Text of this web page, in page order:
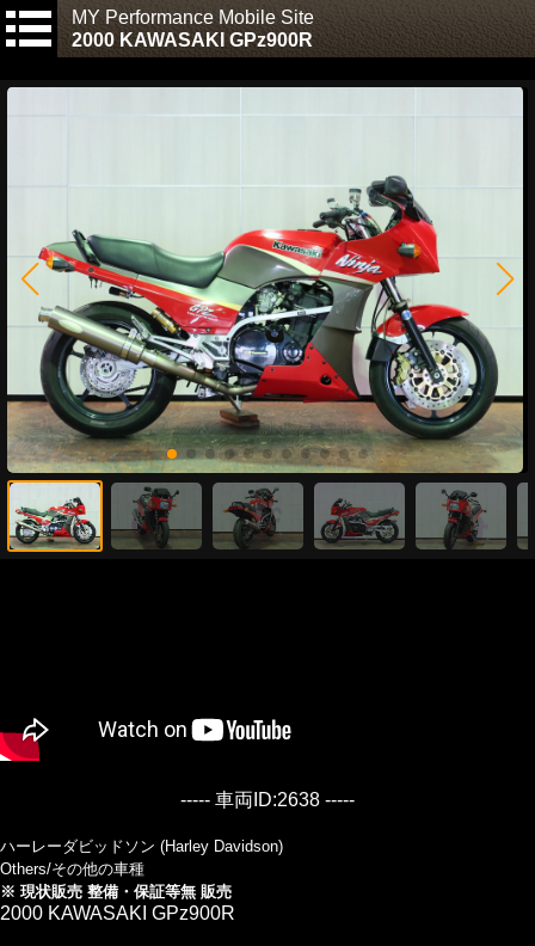
MY Performance Mobile Site
2000 KAWASAKI GPz900R
----- 車両ID:2638 -----
ハーレーダビッドソン (Harley Davidson)
Others/その他の車種
※ 現状販売 整備・保証等無 販売
2000 KAWASAKI GPz900R